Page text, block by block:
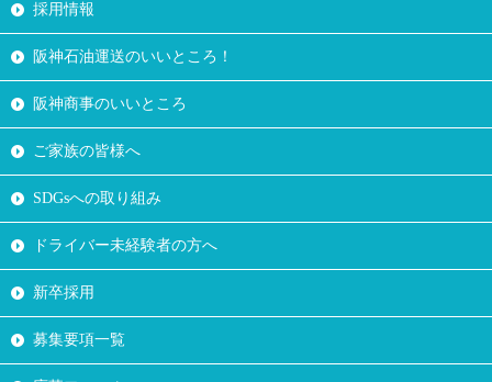
採用情報
阪神石油運送のいいところ！
阪神商事のいいところ
ご家族の皆様へ
SDGsへの取り組み
ドライバー未経験者の方へ
新卒採用
募集要項一覧